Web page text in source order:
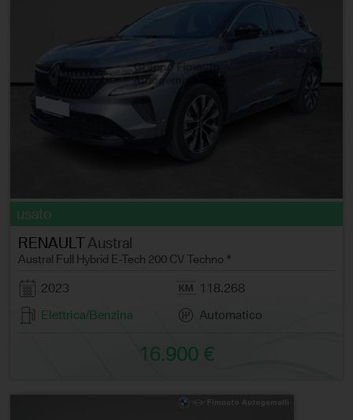
usato
RENAULTAustral
Austral Full Hybrid E-Tech 200 CV Techno *
2023
118.268
Elettrica/Benzina
Automatico
16.900 €